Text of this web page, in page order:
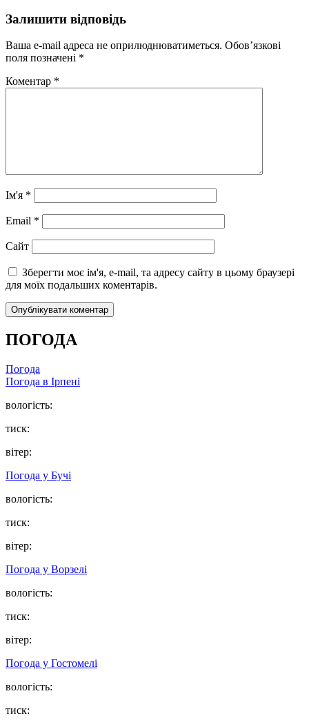
Залишити відповідь
Ваша e-mail адреса не оприлюднюватиметься. Обов’язкові
поля позначені *
Коментар *
Ім'я *
Email *
Сайт
Зберегти моє ім'я, e-mail, та адресу сайту в цьому браузері
для моїх подальших коментарів.
ПОГОДА
Погода
Погода в Ірпені
вологість:
тиск:
вітер:
Погода у Бучі
вологість:
тиск:
вітер:
Погода у Ворзелі
вологість:
тиск:
вітер:
Погода у Гостомелі
вологість:
тиск: